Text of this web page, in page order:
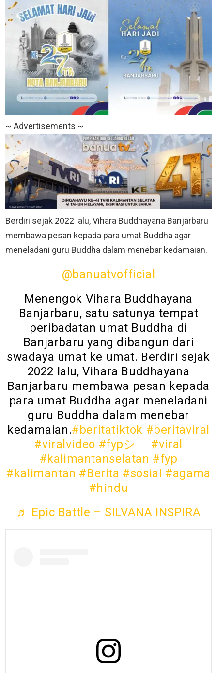
~ Advertisements ~
Berdiri sejak 2022 lalu, Vihara Buddhayana Banjarbaru
membawa pesan kepada para umat Buddha agar
meneladani guru Buddha dalam menebar kedamaian.
@banuatvofficial
Menengok Vihara Buddhayana
Banjarbaru, satu satunya tempat
peribadatan umat Buddha di
Banjarbaru yang dibangun dari
swadaya umat ke umat. Berdiri sejak
2022 lalu, Vihara Buddhayana
Banjarbaru membawa pesan kepada
para umat Buddha agar meneladani
guru Buddha dalam menebar
kedamaian.#beritatiktok #beritaviral
#viralvideo #fypシ゚
#viral
#kalimantanselatan #fyp
#kalimantan #Berita #sosial #agama
#hindu
♬ Epic Battle – SILVANA INSPIRA